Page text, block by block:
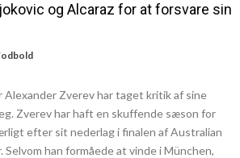
og Alcaraz for at forsvare sin
Zverev har taget kritik af sine
Zverev har haft en skuffende sæson for
efter sit nederlag i finalen af Australian
Selvom han formåede at vinde i München,